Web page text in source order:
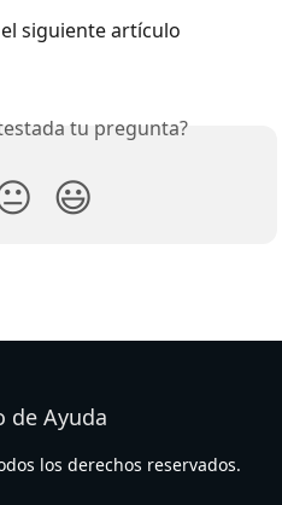
siguiente artículo
tu pregunta?
😃
los derechos reservados.